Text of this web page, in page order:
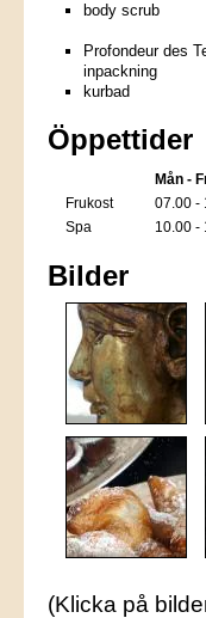
body scrub
Profondeur des
inpackning
kurbad
Öppettider
Mån -
Frukost
07.00 -
Spa
10.00 -
Bilder
(Klicka på